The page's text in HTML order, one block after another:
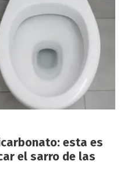
esta es
el sarro de las